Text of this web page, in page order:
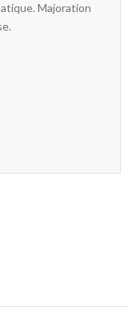
Majoration